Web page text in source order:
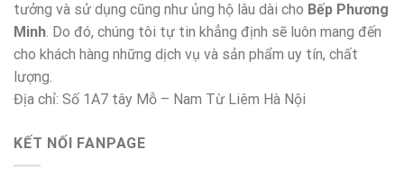
tưởng và sử dụng cũng như ủng hộ lâu dài cho Bếp Phương
Minh. Do đó, chúng tôi tự tin khẳng định sẽ luôn mang đến
cho khách hàng những dịch vụ và sản phẩm uy tín, chất
lượng.
Địa chỉ: Số 1A7 tây Mỗ – Nam Từ Liêm Hà Nội
KẾT NỐI FANPAGE